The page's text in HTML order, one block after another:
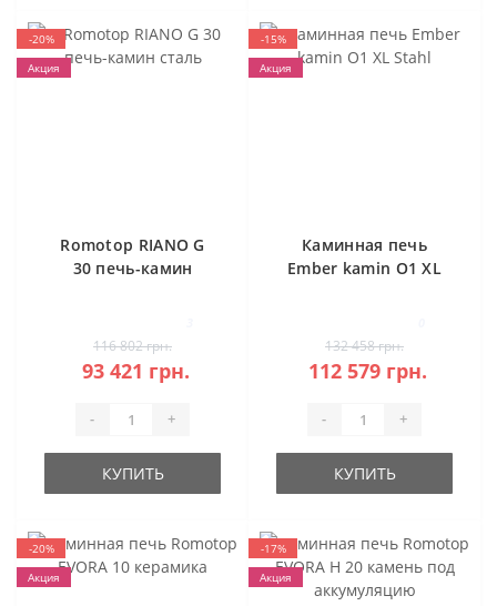
-20%
Акция
Romotop RIANO G
30 печь-камин
116 802 грн.
93 421 грн.
- +
КУПИТЬ
-15%
Акция
Каминная печь
Ember kamin O1 XL
132 458 грн.
112 579 грн.
- +
КУПИТЬ
-20%
Акция
-17%
Акция